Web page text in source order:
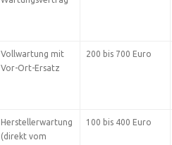
Vollwartung mit
Vor-Ort-Ersatz
200 bis 700 Euro
Herstellerwartung
(direkt vom
100 bis 400 Euro